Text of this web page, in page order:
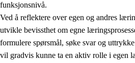
Prinsipper for læring, utvikling
2.1 Sosial læring og utvikling
funksjonsnivå.
Ved å reflektere over egen og andres
utvikle bevissthet om egne
formulere spørsmål, søke svar og
vil gradvis kunne ta en aktiv rolle i egen